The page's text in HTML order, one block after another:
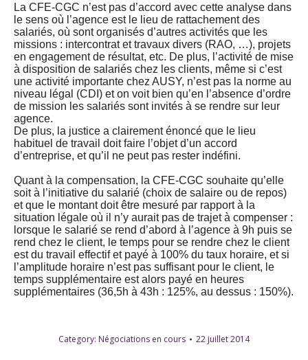
La CFE-CGC n’est pas d’accord avec cette analyse dans
le sens où l’agence est le lieu de rattachement des
salariés, où sont organisés d’autres activités que les
missions : intercontrat et travaux divers (RAO, …), projets
en engagement de résultat, etc. De plus, l’activité de mise
à disposition de salariés chez les clients, même si c’est
une activité importante chez AUSY, n’est pas la norme au
niveau légal (CDI) et on voit bien qu’en l’absence d’ordre
de mission les salariés sont invités à se rendre sur leur
agence.
De plus, la justice a clairement énoncé que le lieu
habituel de travail doit faire l’objet d’un accord
d’entreprise, et qu’il ne peut pas rester indéfini.
Quant à la compensation, la CFE-CGC souhaite qu’elle
soit à l’initiative du salarié (choix de salaire ou de repos)
et que le montant doit être mesuré par rapport à la
situation légale où il n’y aurait pas de trajet à compenser :
lorsque le salarié se rend d’abord à l’agence à 9h puis se
rend chez le client, le temps pour se rendre chez le client
est du travail effectif et payé à 100% du taux horaire, et si
l’amplitude horaire n’est pas suffisant pour le client, le
temps supplémentaire est alors payé en heures
supplémentaires (36,5h à 43h : 125%, au dessus : 150%).
Category: Négociations en cours 22 juillet 2014